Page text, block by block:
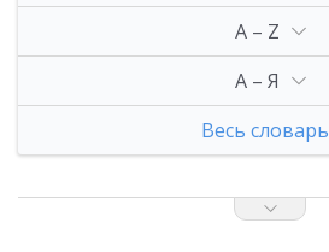
A – Z
А – Я
Весь словарь